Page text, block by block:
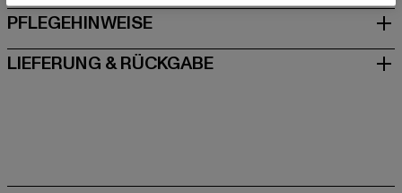
PFLEGEHINWEISE
LIEFERUNG & RÜCKGABE